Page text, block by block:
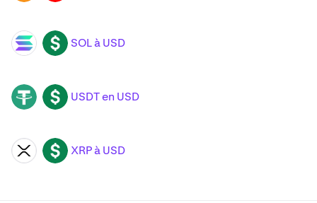
SOL USD SOL à USD
USDT USD USDT en USD
XRP USD XRP à USD